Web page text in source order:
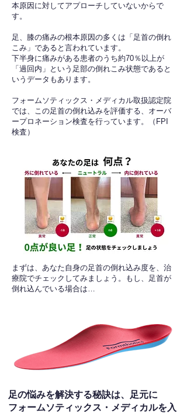
本原因に対してアプローチしていないからで
す。
足、膝の痛みの根本原因の多くは「足首の倒れ
こみ」であると言われています。
下半身に痛みがある患者のうち約70％以上が
「過回内」という足部の倒れこみ状態であると
いうデータもあります。
フォームソティックス・メディカル取扱認定院
では、この足首の倒れ込みを評価する、オーバ
ープロネーション検査を行っています。（FPI
検査）​
​まずは、あなた自身の足首の倒れ込み度を、治
療院でチェックしてみましょう。もし、足首が
倒れ込んでいる場合は…
足の悩みを解決する秘訣は、足元に
フォームソティックス・メディカルを入